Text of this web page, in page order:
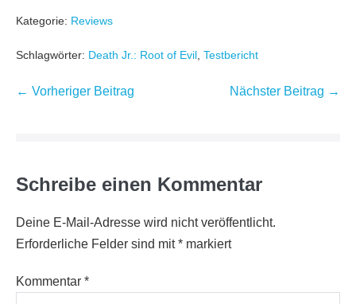
Kategorie: Reviews
Schlagwörter: Death Jr.: Root of Evil, Testbericht
Beitragsnavigation
← Vorheriger Beitrag Nächster Beitrag →
Schreibe einen Kommentar
Deine E-Mail-Adresse wird nicht veröffentlicht.
Erforderliche Felder sind mit* markiert
Kommentar *